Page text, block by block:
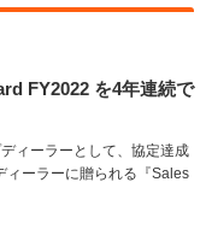
FY2022 を4年連続で
ィーラーとして、協定達成
ィーラーに贈られる『Sales